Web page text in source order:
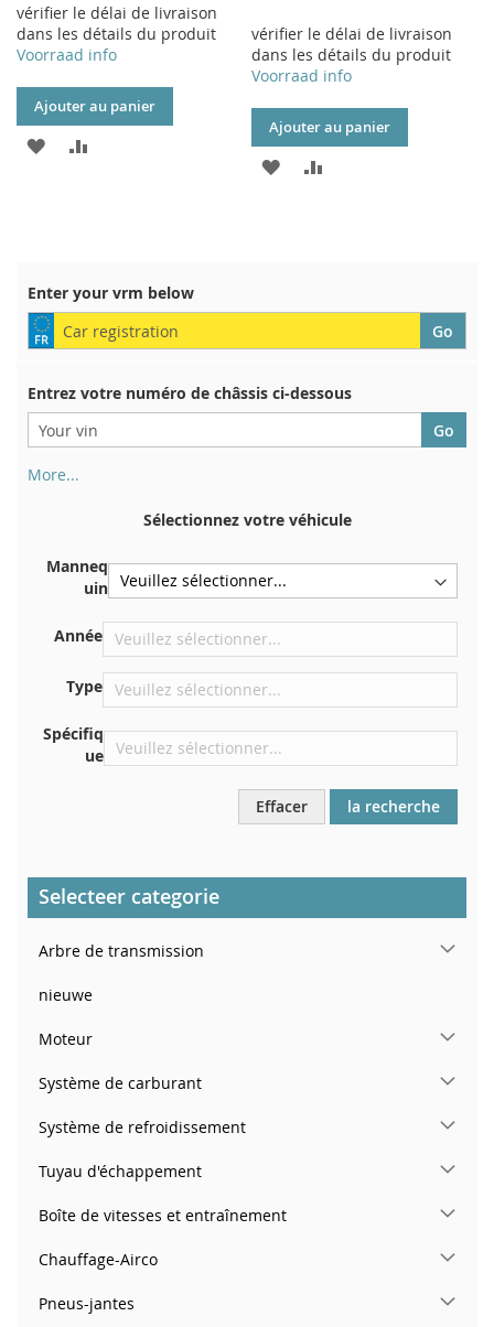
vérifier le délai de livraison
dans les détails du produit
Voorraad info
Ajouter au panier
AJOUTER
D’ENVIE
vérifier le délai de livraison
dans les détails du produit
Voorraad info
Ajouter au panier
AJOUTER
D’ENVIE
Enter your vrm below
Entrez votre numéro de châssis ci-dessous
More...
d'immatriculation. Et aussi dans la voiture
Centrer contre la cloison sous le capot
Directement dans le compartiment moteur
Près du pare-brise, sur le tableau de bord
Dans le montant de porte arrière droit
Sélectionnez votre véhicule
Manneq
uin
Année
Type
Spécifiq
ue
Effacer la recherche
Selecteer categorie
Arbre de transmission
nieuwe
Moteur
Système de carburant
Système de refroidissement
Tuyau d'échappement
Boîte de vitesses et entraînement
Chauffage-Airco
Pneus-jantes